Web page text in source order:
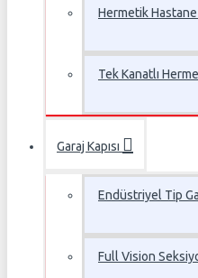
Hermetik Hastane
Tek Kanatlı
Garaj Kapısı
Endüstriyel Tip
Full Vision